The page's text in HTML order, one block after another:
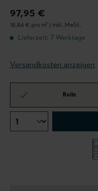
97,95 €
18,84 € pro m² | inkl. MwSt.
Lieferzeit: 7 Werktage
Versandkosten anzeigen
Rolle